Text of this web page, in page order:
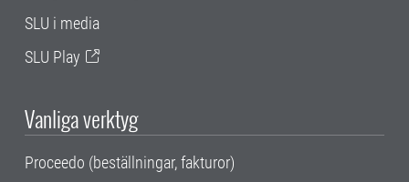
SLU i media
SLU Play
Vanliga verktyg
Proceedo (beställningar, fakturor)